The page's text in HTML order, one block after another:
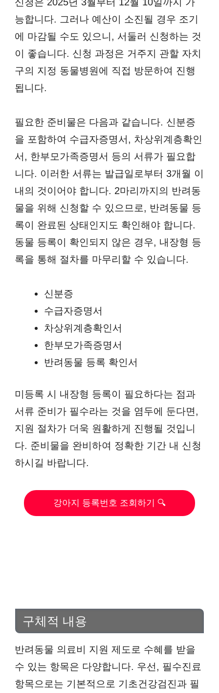
능합니다. 그러나 예산이 소진될 경우 조기
에 마감될 수도 있으니, 서둘러 신청하는 것
이 좋습니다. 신청 과정은 거주지 관할 자치
구의 지정 동물병원에 직접 방문하여 진행
됩니다.
필요한 준비물은 다음과 같습니다. 신분증
을 포함하여 수급자증명서, 차상위계층확인
서, 한부모가족증명서 등의 서류가 필요합
니다. 이러한 서류는 발급일로부터 3개월 이
내의 것이어야 합니다. 2마리까지의 반려동
물을 위해 신청할 수 있으므로, 반려동물 등
록이 완료된 상태인지도 확인해야 합니다.
동물 등록이 확인되지 않은 경우, 내장형 등
록을 통해 절차를 마무리할 수 있습니다.
신분증
수급자증명서
차상위계층확인서
한부모가족증명서
반려동물 등록 확인서
미등록 시 내장형 등록이 필요하다는 점과
서류 준비가 필수라는 것을 염두에 둔다면,
지원 절차가 더욱 원활하게 진행될 것입니
다. 준비물을 완비하여 정확한 기간 내 신청
하시길 바랍니다.
강아지 등록번호 조회하기 🔍
구체적 내용
반려동물 의료비 지원 제도로 수혜를 받을
수 있는 항목은 다양합니다. 우선, 필수진료
항목으로는 기본적으로 기초건강검진과 필